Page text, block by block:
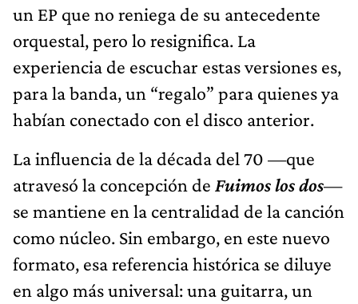
un EP que no reniega de su antecedente
orquestal, pero lo resignifica. La
experiencia de escuchar estas versiones es,
para la banda, un “regalo” para quienes ya
habían conectado con el disco anterior.
La influencia de la década del 70 —que
atravesó la concepción de Fuimos los dos—
se mantiene en la centralidad de la canción
como núcleo. Sin embargo, en este nuevo
formato, esa referencia histórica se diluye
en algo más universal: una guitarra, un